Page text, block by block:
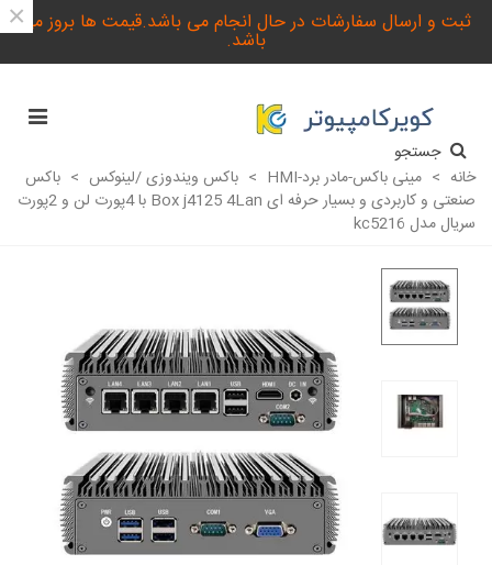
ثبت و ارسال سفارشات در حال انجام می باشد.قیمت ها بروز می
باشد.
×
جستجو
خانه > مینی باکس-مادر برد-HMI > باکس ویندوزی /لینوکس > باکس
صنعتی و کاربردی و بسیار حرفه ای Box j4125 4Lan با 4پورت لن و 2پورت
سریال مدل kc5216